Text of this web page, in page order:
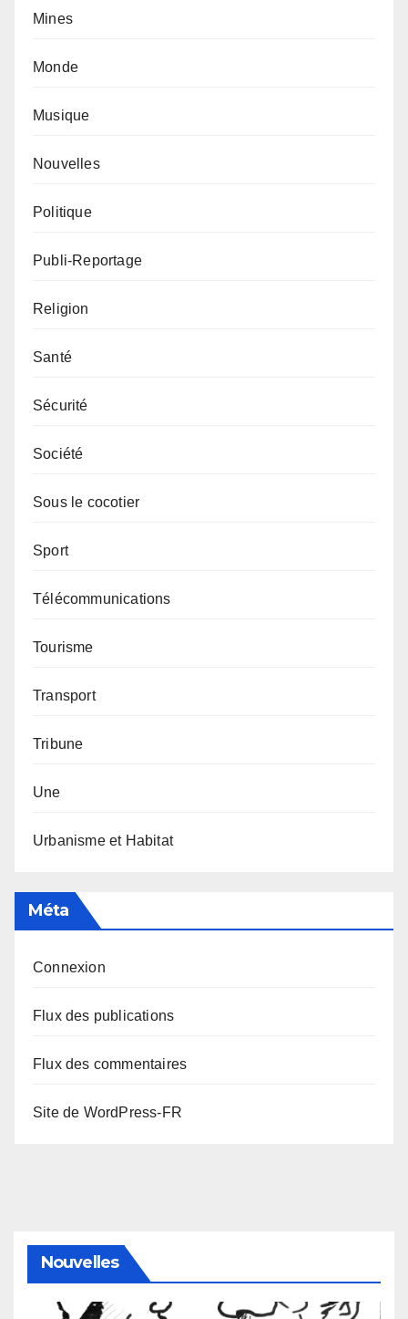
Mines
Monde
Musique
Nouvelles
Politique
Publi-Reportage
Religion
Santé
Sécurité
Société
Sous le cocotier
Sport
Télécommunications
Tourisme
Transport
Tribune
Une
Urbanisme et Habitat
Méta
Connexion
Flux des publications
Flux des commentaires
Site de WordPress-FR
Nouvelles